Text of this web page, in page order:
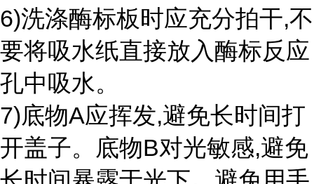
6)洗涤酶标板时应充分拍干,不
要将吸水纸直接放入酶标反应
孔中吸水。
7)底物A应挥发,避免长时间打
开盖子。底物B对光敏感,避免